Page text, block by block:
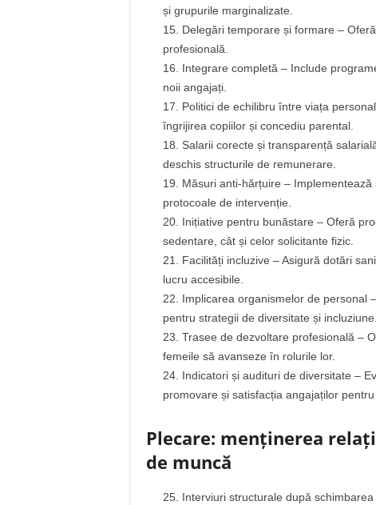
și grupurile marginalizate.
Delegări temporare și formare –
profesională.
Integrare completă – Include
noii angajați.
Politici de echilibru între viața
îngrijirea copiilor și concediu parental.
Salarii corecte și transparență
deschis structurile de remunerare.
Măsuri anti-hărțuire –
protocoale de intervenție.
Inițiative pentru bunăstare – Oferă
sedentare, cât și celor solicitante fizic.
Facilități incluzive – Asigură dotări
lucru accesibile.
Implicarea organismelor de personal
pentru strategii de diversitate și incluziune.
Trasee de dezvoltare profesională –
femeile să avanseze în rolurile lor.
Indicatori și audituri de diversitate –
promovare și satisfacția angajaților
Plecare: menținerea
de muncă
Interviuri structurale după